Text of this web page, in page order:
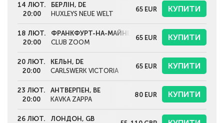
14 ЛЮТ.
20:00
БЕРЛІН, DE
HUXLEYS NEUE WELT
65 EUR КУПИТИ
18 ЛЮТ.
20:00
ФРАНКФУРТ-НА-МАЙНІ, DE
CLUB ZOOM
65 EUR КУПИТИ
20 ЛЮТ.
20:00
КЕЛЬН, DE
CARLSWERK VICTORIA
65 EUR КУПИТИ
23 ЛЮТ.
20:00
АНТВЕРПЕН, BE
KAVKA ZAPPA
80 EUR КУПИТИ
26 ЛЮТ. ЛОНДОН, GB